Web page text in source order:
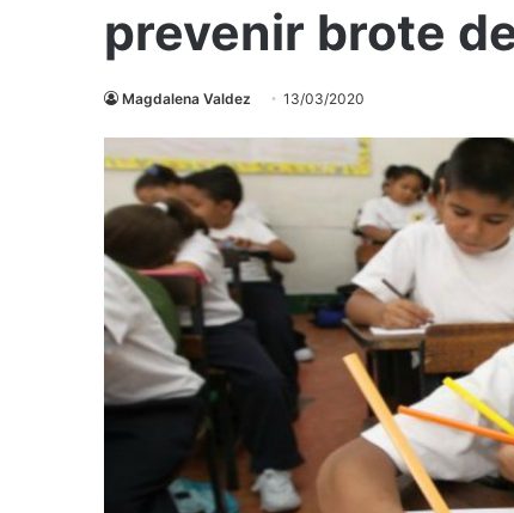
prevenir brote
Magdalena Valdez 13/03/2020